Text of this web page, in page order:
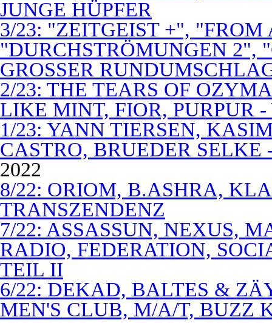
JUNGE HÜPFER
3/23: "ZEITGEIST +", "FROM
"DURCHSTRÖMUNGEN 2",
GROSSER
2/23: THE TEARS OF
LIKE MINT, FIOR, PURPUR
1/23: YANN TIERSEN,
CASTRO, BRUEDER SELKE
2022
8/22: ORIOM, B.ASHRA,
TRANSZENDENZ
7/22: ASSASSUN, NEXUS,
RADIO, FEDERATION,
TEIL II
6/22: DEKAD, BALTES &
MEN'S CLUB, M/A/T, BUZZ